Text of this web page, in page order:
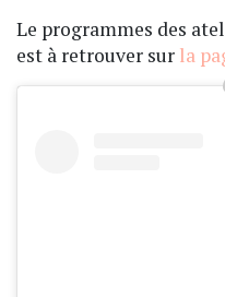
Le programmes des
est à retrouver sur la